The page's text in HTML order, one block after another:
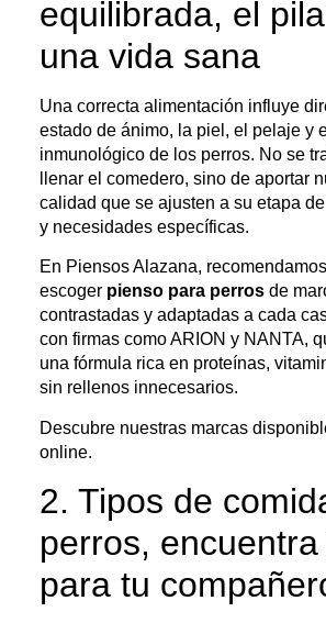
equilibrada, el
una vida sana
Una correcta alimentación influye
estado de ánimo, la piel, el pelaje y
inmunológico de los perros. No se
llenar el comedero, sino de aportar
calidad que se ajusten a su etapa
y necesidades específicas.
En Piensos Alazana,
escoger pienso para perrosde
contrastadas y adaptadas a cada
con firmas como ARION y NANTA,
una fórmula rica en proteínas,
sin rellenos innecesarios.
Descubre nuestras marcas
online.
2. Tipos de
perros,
para tu